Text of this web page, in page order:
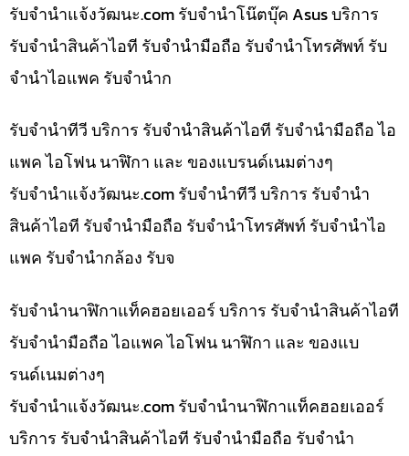
รับจํานําแจ้งวัฒนะ.com รับจำนำโน๊ตบุ๊ค Asus บริการ
รับจำนำสินค้าไอที รับจำนำมือถือ รับจำนำโทรศัพท์ รับ
จำนำไอแพค รับจำนำก
รับจำนำทีวี บริการ รับจำนำสินค้าไอที รับจำนำมือถือ ไอ
แพค ไอโฟน นาฬิกา และ ของแบรนด์เนมต่างๆ
รับจํานําแจ้งวัฒนะ.com รับจำนำทีวี บริการ รับจำนำ
สินค้าไอที รับจำนำมือถือ รับจำนำโทรศัพท์ รับจำนำไอ
แพค รับจำนำกล้อง รับจ
รับจำนำนาฬิกาแท็คฮอยเออร์ บริการ รับจำนำสินค้าไอที
รับจำนำมือถือ ไอแพค ไอโฟน นาฬิกา และ ของแบ
รนด์เนมต่างๆ
รับจํานําแจ้งวัฒนะ.com รับจำนำนาฬิกาแท็คฮอยเออร์
บริการ รับจำนำสินค้าไอที รับจำนำมือถือ รับจำนำ